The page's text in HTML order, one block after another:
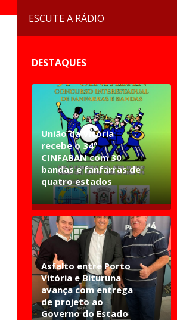
ESCUTE A RÁDIO
DESTAQUES
União da Vitória
recebe o 34º
CINFABAN com 30
bandas e fanfarras de
quatro estados
Asfalto entre Porto
Vitória e Bituruna
avança com entrega
de projeto ao
Governo do Estado